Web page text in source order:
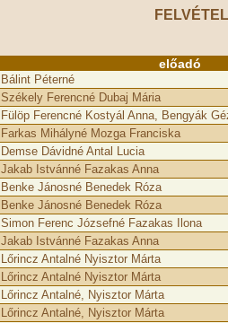
előadó
Bálint Péterné
Székely Ferencné Dubaj Mária
Fülöp Ferencné Kostyál Anna, Bengyák
Farkas Mihályné Mozga Franciska
Demse Dávidné Antal Lucia
Jakab Istvánné Fazakas Anna
Benke Jánosné Benedek Róza
Benke Jánosné Benedek Róza
Simon Ferenc Józsefné Fazakas Ilona
Jakab Istvánné Fazakas Anna
Lőrincz Antalné Nyisztor Márta
Lőrincz Antalné Nyisztor Márta
Lőrincz Antalné, Nyisztor Márta
Lőrincz Antalné, Nyisztor Márta